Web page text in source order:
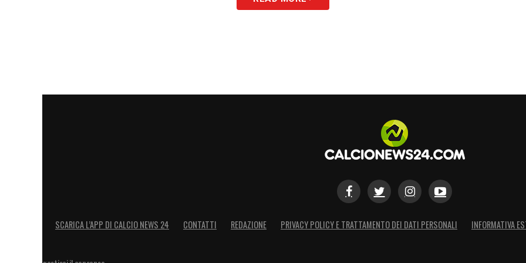
SCARICA L’APP DI CALCIO NEWS 24 CONTATTI REDAZIONE PRIVACY POLICY E TRATTAMENTO DEI DATI PERSONALI INFORMATIVA